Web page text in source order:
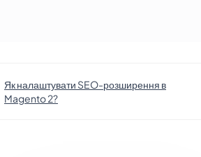
Як налаштувати SEO-розширення в
Magento 2?